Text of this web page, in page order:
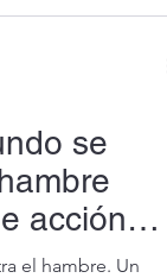
se
acción
el hambre. Un